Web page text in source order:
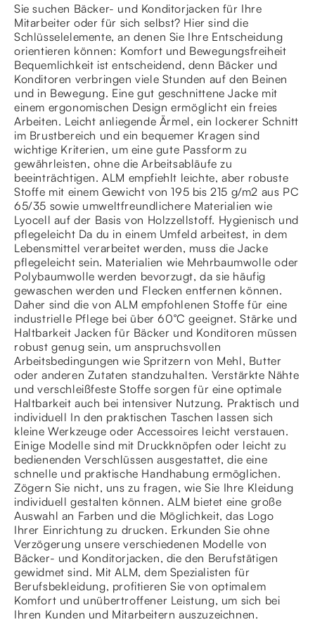
Sie suchen Bäcker- und Konditorjacken für Ihre
Mitarbeiter oder für sich selbst? Hier sind die
Schlüsselelemente, an denen Sie Ihre Entscheidung
orientieren können: Komfort und Bewegungsfreiheit
Bequemlichkeit ist entscheidend, denn Bäcker und
Konditoren verbringen viele Stunden auf den Beinen
und in Bewegung. Eine gut geschnittene Jacke mit
einem ergonomischen Design ermöglicht ein freies
Arbeiten. Leicht anliegende Ärmel, ein lockerer Schnitt
im Brustbereich und ein bequemer Kragen sind
wichtige Kriterien, um eine gute Passform zu
gewährleisten, ohne die Arbeitsabläufe zu
beeinträchtigen. ALM empfiehlt leichte, aber robuste
Stoffe mit einem Gewicht von 195 bis 215 g/m2 aus PC
65/35 sowie umweltfreundlichere Materialien wie
Lyocell auf der Basis von Holzzellstoff. Hygienisch und
pflegeleicht Da du in einem Umfeld arbeitest, in dem
Lebensmittel verarbeitet werden, muss die Jacke
pflegeleicht sein. Materialien wie Mehrbaumwolle oder
Polybaumwolle werden bevorzugt, da sie häufig
gewaschen werden und Flecken entfernen können.
Daher sind die von ALM empfohlenen Stoffe für eine
industrielle Pflege bei über 60°C geeignet. Stärke und
Haltbarkeit Jacken für Bäcker und Konditoren müssen
robust genug sein, um anspruchsvollen
Arbeitsbedingungen wie Spritzern von Mehl, Butter
oder anderen Zutaten standzuhalten. Verstärkte Nähte
und verschleißfeste Stoffe sorgen für eine optimale
Haltbarkeit auch bei intensiver Nutzung. Praktisch und
individuell In den praktischen Taschen lassen sich
kleine Werkzeuge oder Accessoires leicht verstauen.
Einige Modelle sind mit Druckknöpfen oder leicht zu
bedienenden Verschlüssen ausgestattet, die eine
schnelle und praktische Handhabung ermöglichen.
Zögern Sie nicht, uns zu fragen, wie Sie Ihre Kleidung
individuell gestalten können. ALM bietet eine große
Auswahl an Farben und die Möglichkeit, das Logo
Ihrer Einrichtung zu drucken. Erkunden Sie ohne
Verzögerung unsere verschiedenen Modelle von
Bäcker- und Konditorjacken, die den Berufstätigen
gewidmet sind. Mit ALM, dem Spezialisten für
Berufsbekleidung, profitieren Sie von optimalem
Komfort und unübertroffener Leistung, um sich bei
Ihren Kunden und Mitarbeitern auszuzeichnen.